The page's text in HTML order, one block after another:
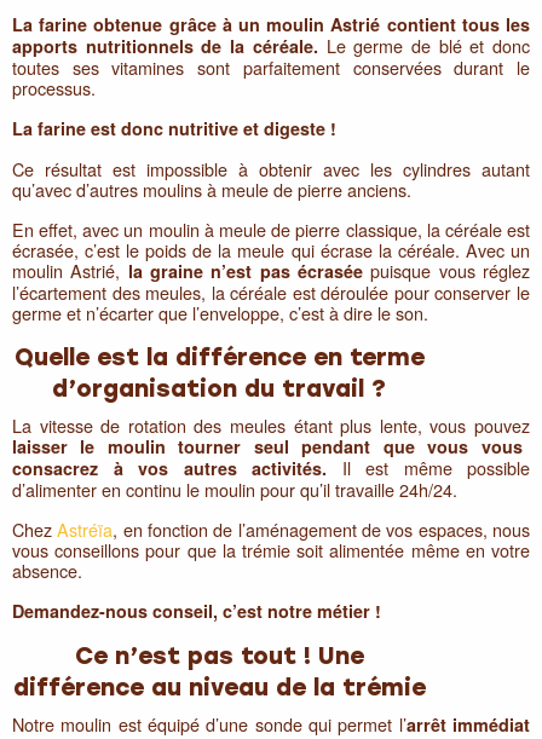
La farine obtenue grâce à un moulin Astrié contient tous les
apports nutritionnels de la céréale. Le germe de blé et donc
toutes ses vitamines sont parfaitement conservées durant le
processus.
La farine est donc nutritive et digeste !
Ce résultat est impossible à obtenir avec les cylindres autant
qu’avec d’autres moulins à meule de pierre anciens.
En effet, avec un moulin à meule de pierre classique, la céréale est
écrasée, c’est le poids de la meule qui écrase la céréale. Avec un
moulin Astrié, la graine n’est pas écrasée puisque vous réglez
l’écartement des meules, la céréale est déroulée pour conserver le
germe et n’écarter que l’enveloppe, c’est à dire le son.
Quelle est la différence en terme
d’organisation du travail ?
La vitesse de rotation des meules étant plus lente, vous pouvez
laisser le moulin tourner seul pendant que vous vous
consacrez à vos autres activités. Il est même possible
d’alimenter en continu le moulin pour qu’il travaille 24h/24.
ChezAstréïa, en fonction de l’aménagement de vos espaces, nous
vous conseillons pour que la trémie soit alimentée même en votre
absence.
Demandez-nous conseil, c’est notre métier !
Ce n’est pas tout ! Une
différence au niveau de la trémie
Notre moulin est équipé d’une sonde qui permet l’arrêt immédiat